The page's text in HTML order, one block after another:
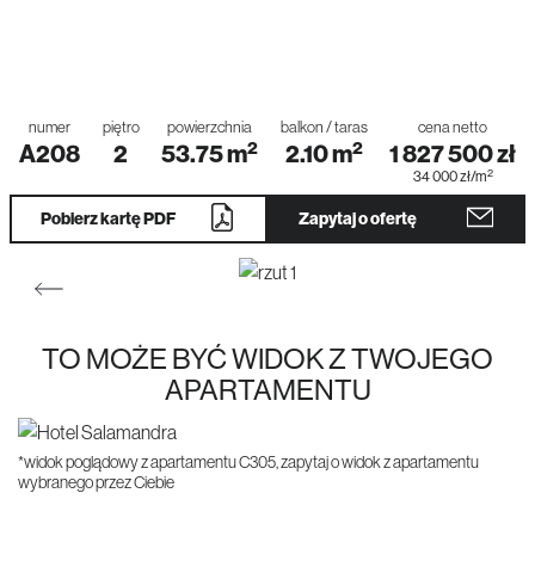
numer
A208
piętro
2
powierzchnia
53.75m2
balkon / taras
2.10m2
cena netto
1 827 500zł
34 000zł/m2
Pobierz kartę PDF Zapytaj o ofertę
TO MOŻE BYĆ WIDOK Z TWOJEGO
APARTAMENTU
*widok poglądowy z apartamentu C305, zapytaj o widok z apartamentu
wybranego przez Ciebie